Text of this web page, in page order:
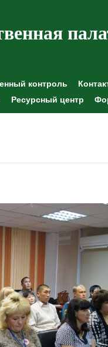
контроль
Ресурсный центр